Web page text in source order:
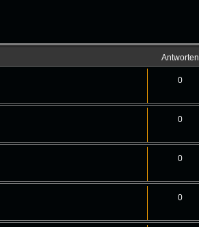
Antworten
0
0
0
0